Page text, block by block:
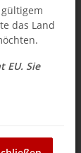
zum Artikel
das Land
EU. Sie